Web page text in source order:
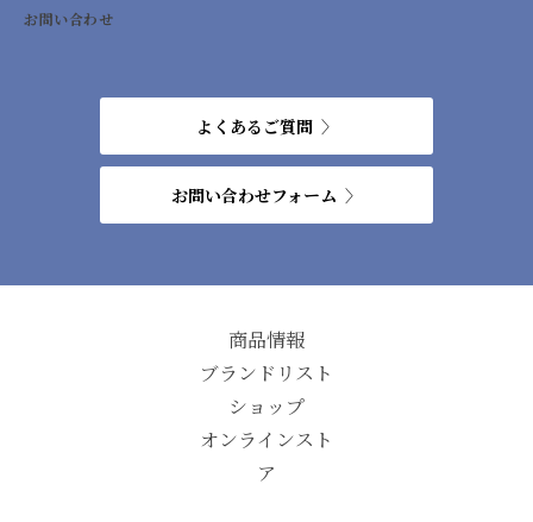
お問い合わせ
よくあるご質問
お問い合わせフォーム
商品情報
ブランドリスト
ショップ
オンラインスト
ア